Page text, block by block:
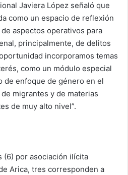
Javiera López señaló que
como un espacio de reflexión
aspectos operativos para
principalmente, de delitos
incorporamos temas
como un módulo especial
de enfoque de género en el
migrantes y de materias
de muy alto nivel”.
(6) por asociación ilícita
Arica, tres corresponden a